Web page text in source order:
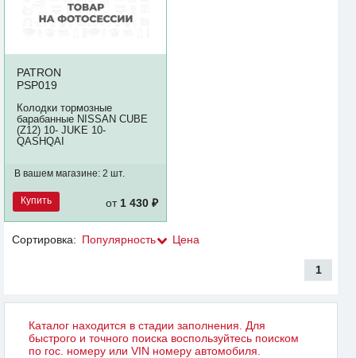
PATRON
PSP019
Колодки тормозные
барабанные NISSAN CUBE
(Z12) 10- JUKE 10-
QASHQAI
В вашем магазине: 2 шт.
Купить от 1 430 ₽
Сортировка: Популярность Цена
1
Каталог находится в стадии заполнения. Для
быстрого и точного поиска воспользуйтесь поиском
по гос. номеру или VIN номеру автомобиля.